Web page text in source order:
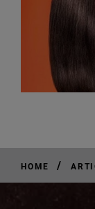
HOME /